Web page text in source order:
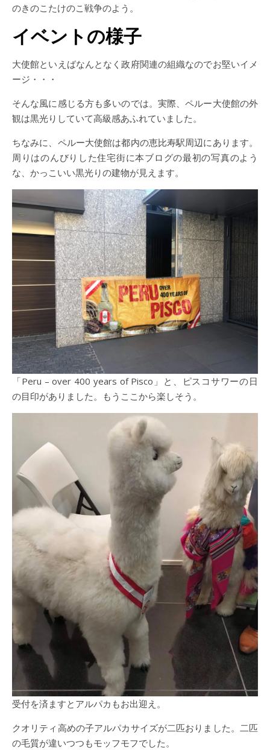
のきのこたけのこ戦争のよう。
イベントの様子
大使館といえばなんとなく政府関連の組織なのでお堅いイメ
ージ・・・
そんな風に感じる方も多いのでは。実際、ペルー大使館の外
観は黒光りしていて高級感あふれていました。
ちなみに、ペルー大使館は都内の恵比寿駅周辺にあります。
周りはのんびりした住宅街に本ブログの最初の写真のよう
な、かっこいい黒光りの建物が見えます。
「Peru – over 400 years of Pisco」と、ピスコサワーの日
の目印がありました。もうここから楽しそう。
受付を済ますとアルパカもお出迎え。
クオリティ高めの子アルパカサイズが二匹おりました。二匹
の毛質が違いつつもモッフモフでした。